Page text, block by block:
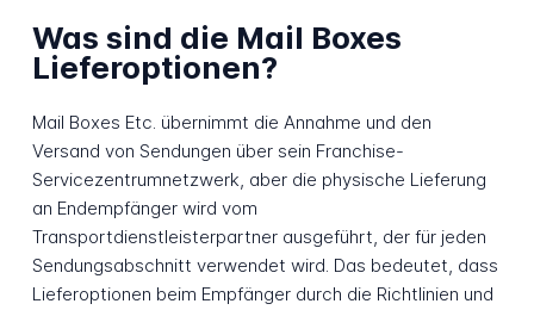
Was sind die Mail Boxes
Lieferoptionen?
Mail Boxes Etc. übernimmt die Annahme und den
Versand von Sendungen über sein Franchise-
Servicezentrumnetzwerk, aber die physische Lieferung
an Endempfänger wird vom
Transportdienstleisterpartner ausgeführt, der für jeden
Sendungsabschnitt verwendet wird. Das bedeutet, dass
Lieferoptionen beim Empfänger durch die Richtlinien und